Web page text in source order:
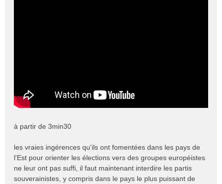
à partir de 3min30
les vraies ingérences qu'ils ont fomentées dans les pays de
l'Est pour orienter les élections vers des groupes européistes
ne leur ont pas suffi, il faut maintenant interdire les partis
souverainistes, y compris dans le pays le plus puissant de